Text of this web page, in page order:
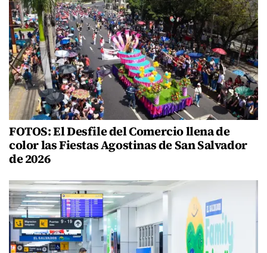
FOTOS: El Desfile del Comercio llena de
color las Fiestas Agostinas de San Salvador
de 2026